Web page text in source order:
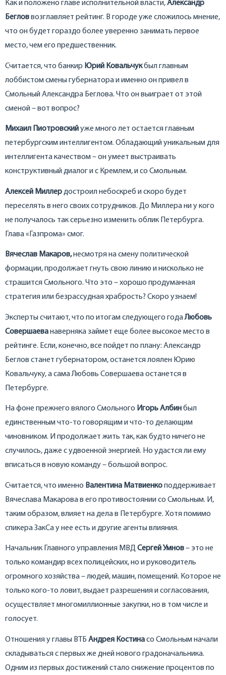
Как и положено главе исполнительной власти,Александр
Бегловвозглавляет рейтинг. В городе уже сложилось мнение,
что он будет гораздо более уверенно занимать первое
место, чем его предшественник.
Считается, что банкир Юрий Ковальчукбыл главным
лоббистом смены губернатора и именно он привел в
Смольный Александра Беглова. Что он выиграет от этой
сменой – вот вопрос?
Михаил Пиотровскийуже много лет остается главным
петербургским интеллигентом. Обладающий уникальным для
интеллигента качеством – он умеет выстраивать
конструктивный диалог и с Кремлем, и со Смольным.
Алексей Миллердостроил небоскреб и скоро будет
переселять в него своих сотрудников. До Миллера ни у кого
не получалось так серьезно изменить облик Петербурга.
Глава «Газпрома» смог.
Вячеслав Макаров,несмотря на смену политической
формации, продолжает гнуть свою линию и нисколько не
страшится Смольного. Что это – хорошо продуманная
стратегия или безрассудная храбрость? Скоро узнаем!
Эксперты считают, что по итогам следующего годаЛюбовь
Совершаеванаверняка займет еще более высокое место в
рейтинге. Если, конечно, все пойдет по плану: Александр
Беглов станет губернатором, останется лоялен Юрию
Ковальчуку, а сама Любовь Совершаева останется в
Петербурге.
На фоне прежнего вялого Смольного Игорь Албинбыл
единственным что-то говорящим и что-то делающим
чиновником. И продолжает жить так, как будто ничего не
случилось, даже с удвоенной энергией. Но удастся ли ему
вписаться в новую команду – большой вопрос.
Считается, что именно Валентина Матвиенкоподдерживает
Вячеслава Макарова в его противостоянии со Смольным. И,
таким образом, влияет на дела в Петербурге. Хотя помимо
спикера ЗакСа у нее есть и другие агенты влияния.
Начальник Главного управления МВДСергей Умнов– это не
только командир всех полицейских, но и руководитель
огромного хозяйства – людей, машин, помещений. Которое не
только кого-то ловит, выдает разрешения и согласования,
осуществляет многомиллионные закупки, но в том числе и
голосует.
Отношения у главы ВТБ Андрея Костинасо Смольным начали
складываться с первых же дней нового градоначальника.
Одним из первых достижений стало снижение процентов по